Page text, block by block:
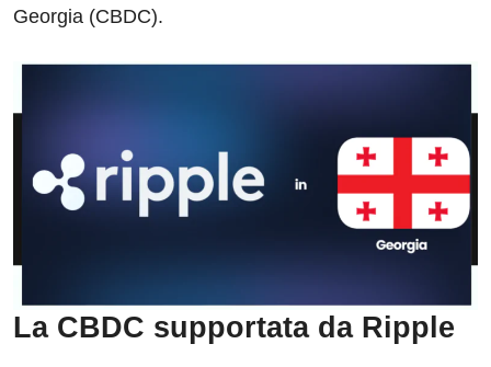
Georgia (CBDC).
La CBDC supportata da Ripple